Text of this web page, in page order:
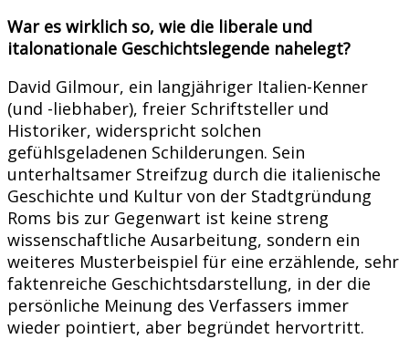
War es wirklich so, wie die liberale und
italonationale Geschichtslegende nahelegt?
David Gilmour, ein langjähriger Italien-Kenner
(und -liebhaber), freier Schriftsteller und
Historiker, widerspricht solchen
gefühlsgeladenen Schilderungen. Sein
unterhaltsamer Streifzug durch die italienische
Geschichte und Kultur von der Stadtgründung
Roms bis zur Gegenwart ist keine streng
wissenschaftliche Ausarbeitung, sondern ein
weiteres Musterbeispiel für eine erzählende, sehr
faktenreiche Geschichtsdarstellung, in der die
persönliche Meinung des Verfassers immer
wieder pointiert, aber begründet hervortritt.